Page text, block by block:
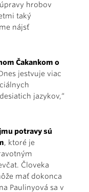
hrobov
taký
nájsť
Čakankom o
jestvuje viac
jazykov,“
potravy sú
, ktoré je
Človeka
mať dokonca
Paulinyová sa v